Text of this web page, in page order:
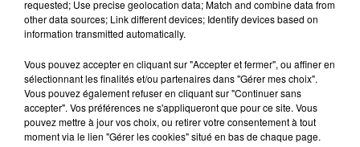
7 août 2026
Sensation » avec Kylie Minogue
7 août 2026
Angèle et Amélie Lens dévoilent leur
collaboration tant attendue
requested; Use precise geolocation data; Match and combine data from
other data sources; Link different devices; Identify devices based on
information transmitted automatically.
Vous pouvez accepter en cliquant sur "Accepter et fermer", ou affiner en
sélectionnant les finalités et/ou partenaires dans "Gérer mes choix".
Vous pouvez également refuser en cliquant sur "Continuer sans
accepter". Vos préférences ne s'appliqueront que pour ce site. Vous
pouvez mettre à jour vos choix, ou retirer votre consentement à tout
moment via le lien "Gérer les cookies" situé en bas de chaque page.